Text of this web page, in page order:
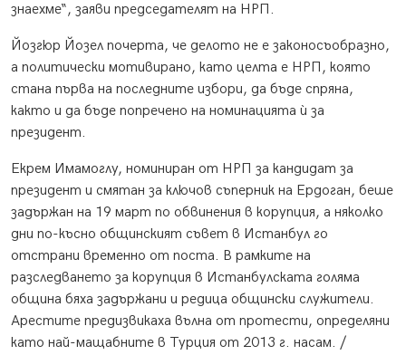
знаехме“, заяви председателят на НРП.
Йозгюр Йозел почерта, че делото не е законосъобразно,
а политически мотивирано, като целта е НРП, която
стана първа на последните избори, да бъде спряна,
както и да бъде попречено на номинацията ѝ за
президент.
Екрем Имамоглу, номиниран от НРП за кандидат за
президент и смятан за ключов съперник на Ердоган, беше
задържан на 19 март по обвинения в корупция, а няколко
дни по-късно общинският съвет в Истанбул го
отстрани временно от поста. В рамките на
разследването за корупция в Истанбулската голяма
община бяха задържани и редица общински служители.
Арестите предизвикаха вълна от протести, определяни
като най-мащабните в Турция от 2013 г. насам. /